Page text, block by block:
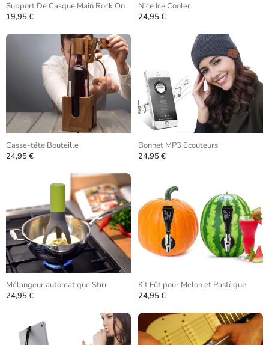
Support De Casque Main Rock On
19,95 €
Nice Ice Cooler
24,95 €
Casse-tête Bouteille
24,95 €
Bonnet MP3 Ecouteurs
24,95 €
Mélangeur automatique Stirr
24,95 €
Kit Fût pour Melon et Pastèque
24,95 €